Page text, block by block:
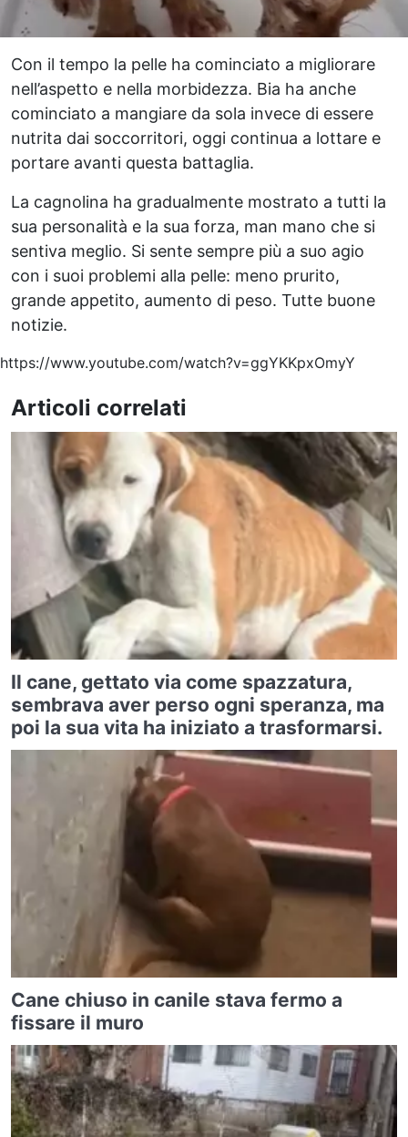
Con il tempo la pelle ha cominciato a migliorare
nell’aspetto e nella morbidezza. Bia ha anche
cominciato a mangiare da sola invece di essere
nutrita dai soccorritori, oggi continua a lottare e
portare avanti questa battaglia.
La cagnolina ha gradualmente mostrato a tutti la
sua personalità e la sua forza, man mano che si
sentiva meglio. Si sente sempre più a suo agio
con i suoi problemi alla pelle: meno prurito,
grande appetito, aumento di peso. Tutte buone
notizie.
https://www.youtube.com/watch?v=ggYKKpxOmyY
Articoli correlati
Il cane, gettato via come spazzatura,
sembrava aver perso ogni speranza, ma
poi la sua vita ha iniziato a trasformarsi.
Cane chiuso in canile stava fermo a
fissare il muro